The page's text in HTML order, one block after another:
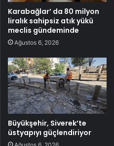
Karabağlar’ da 80 milyon
liralık sahipsiz atık yükü
meclis gündeminde
Ağustos 6, 2026
Büyükşehir, Siverek’te
üstyapıyı güçlendiriyor